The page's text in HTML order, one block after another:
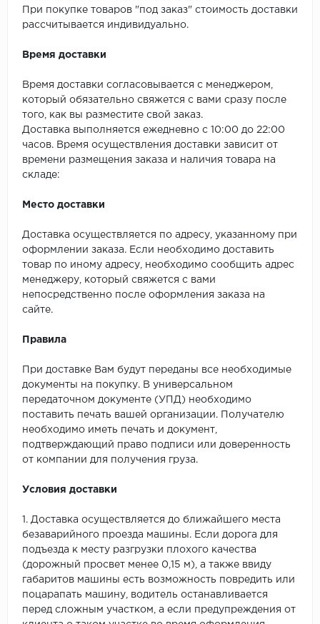
Tulesna
Vinil click
При покупке товаров "под заказ" стоимость доставки
рассчитывается индивидуально.
Время доставки
Время доставки согласовывается с менеджером,
который обязательно свяжется с вами сразу после
того, как вы разместите свой заказ.
Доставка выполняется ежедневно с 10:00 до 22:00
часов. Время осуществления доставки зависит от
времени размещения заказа и наличия товара на
складе:
Место доставки
Доставка осуществляется по адресу, указанному при
оформлении заказа. Если необходимо доставить
товар по иному адресу, необходимо сообщить адрес
менеджеру, который свяжется с вами
непосредственно после оформления заказа на
сайте.
Правила
При доставке Вам будут переданы все необходимые
документы на покупку. В универсальном
передаточном документе (УПД) необходимо
поставить печать вашей организации. Получателю
необходимо иметь печать и документ,
подтверждающий право подписи или доверенность
от компании для получения груза.
Условия доставки
1. Доставка осуществляется до ближайшего места
безаварийного проезда машины. Если дорога для
подъезда к месту разгрузки плохого качества
(дорожный просвет менее 0,15 м), а также ввиду
габаритов машины есть возможность повредить или
поцарапать машину, водитель останавливается
перед сложным участком, а если предупреждения от